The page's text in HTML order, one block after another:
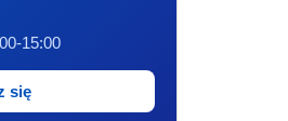
15:00
się